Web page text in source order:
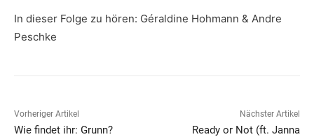
In dieser Folge zu hören: Géraldine Hohmann & Andre
Peschke
Vorheriger Artikel
Wie findet ihr: Grunn?
Nächster Artikel
Ready or Not (ft. Janna